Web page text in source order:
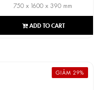
750 x 1600 x 390 mm
ADD TO CART
GIẢM 29%